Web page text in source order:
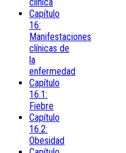
Capítulo
16:
Manifestaciones
clínicas de
la
enfermedad
Capítulo
16.1:
Fiebre
Capítulo
16.2:
Obesidad